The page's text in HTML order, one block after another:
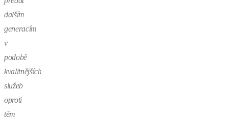
dalším
generacím
v
podobě
kvalitnějších
služeb
oproti
těm